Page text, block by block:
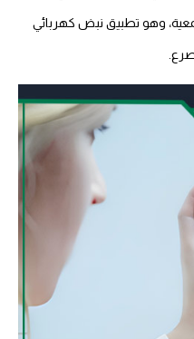
وهو تطبيق نبض كهربائي
صرع.